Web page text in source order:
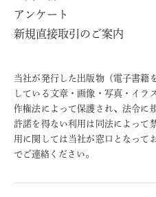
アンケート
新規直接取引のご案内
当社が発行した出版物（電子書籍
している文章・画像・写真・イラ
作権法によって保護され、法令に
許諾を得ない利用は同法によって
用に関しては当社が窓口となって
でご連絡ください。